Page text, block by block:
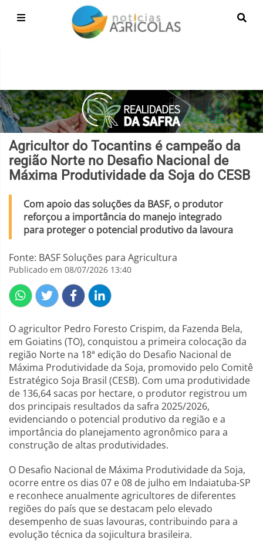
Agricultor do Tocantins é campeão da
região Norte no Desafio Nacional de
Máxima Produtividade da Soja do CESB
Com apoio das soluções da BASF, o produtor
reforçou a importância do manejo integrado
para proteger o potencial produtivo da lavoura
Fonte: BASF Soluções para Agricultura
Publicado em 08/07/2026 13:40
O agricultor Pedro Foresto Crispim, da Fazenda Bela,
em Goiatins (TO), conquistou a primeira colocação da
região Norte na 18ª edição do Desafio Nacional de
Máxima Produtividade da Soja, promovido pelo Comitê
Estratégico Soja Brasil (CESB). Com uma produtividade
de 136,64 sacas por hectare, o produtor registrou um
dos principais resultados da safra 2025/2026,
evidenciando o potencial produtivo da região e a
importância do planejamento agronômico para a
construção de altas produtividades.
O Desafio Nacional de Máxima Produtividade da Soja,
ocorre entre os dias 07 e 08 de julho em Indaiatuba-SP
e reconhece anualmente agricultores de diferentes
regiões do país que se destacam pelo elevado
desempenho de suas lavouras, contribuindo para a
evolução técnica da sojicultura brasileira.